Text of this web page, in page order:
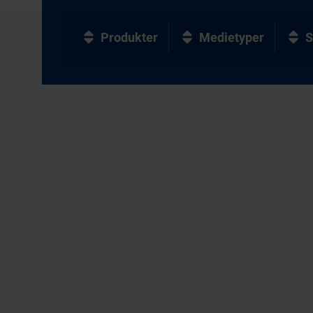
Produkter Medietyper